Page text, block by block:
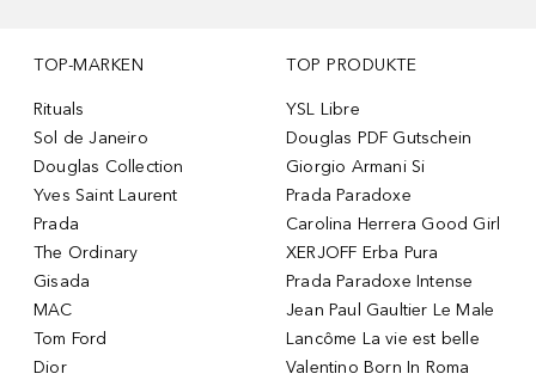
TOP-MARKEN
Rituals
Sol de Janeiro
Douglas Collection
Yves Saint Laurent
Prada
The Ordinary
Gisada
MAC
Tom Ford
Dior
TOP PRODUKTE
YSL Libre
Douglas PDF Gutschein
Giorgio Armani Si
Prada Paradoxe
Carolina Herrera Good Girl
XERJOFF Erba Pura
Prada Paradoxe Intense
Jean Paul Gaultier Le Male
Lancôme La vie est belle
Valentino Born In Roma